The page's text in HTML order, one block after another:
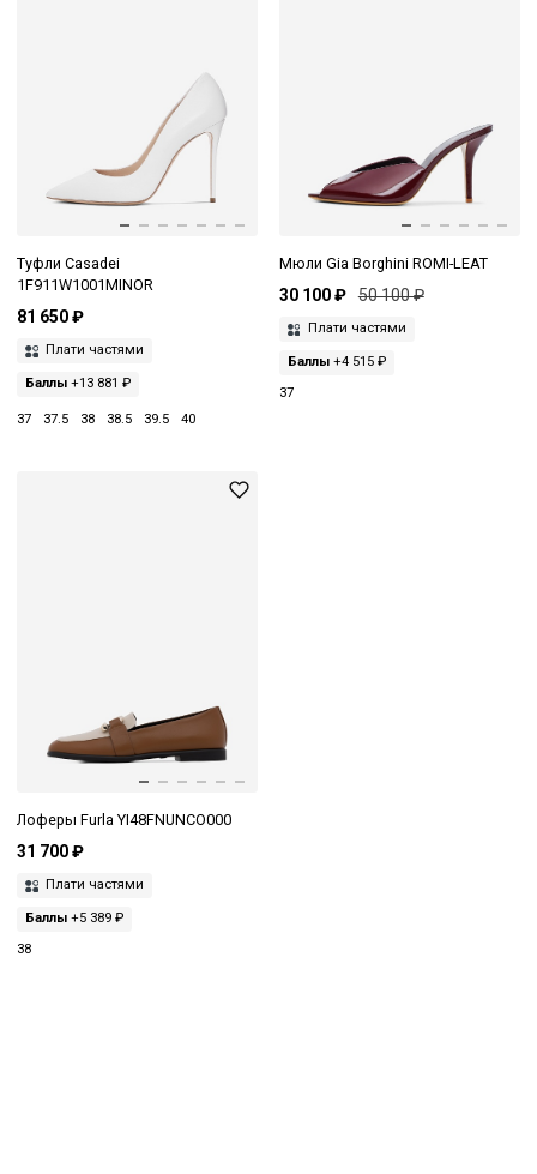
Туфли Casadei
1F911W1001MINOR
81 650 ₽
Плати частями
Баллы +13 881 ₽
37 37.5 38 38.5 39.5 40
Мюли Gia Borghini ROMI-LEAT
30 100 ₽ 50 100 ₽
Плати частями
Баллы+4 515 ₽
37
Лоферы Furla YI48FNUNCO000
31 700 ₽
Плати частями
Баллы +5 389 ₽
38